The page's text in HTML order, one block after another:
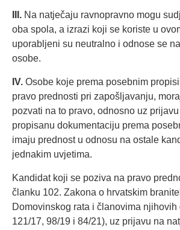
III. Na natječaju ravnopravno mogu
oba spola, a izrazi koji se koriste u
uporabljeni su neutralno i odnose se
osobe.
IV. Osobe koje prema posebnim
pravo prednosti pri zapošljavanju,
pozvati na to pravo, odnosno uz
propisanu dokumentaciju prema
imaju prednost u odnosu na ostale
jednakim uvjetima.
Kandidat koji se poziva na pravo
članku 102. Zakona o hrvatskim
Domovinskog rata i članovima njihovih
121/17, 98/19 i 84/21), uz prijavu na